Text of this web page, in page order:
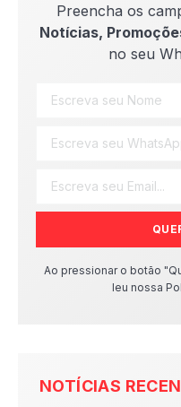
Preencha os
Notícias,
no seu
Ao pressionar o botão
leu nossa
NOTÍCIAS